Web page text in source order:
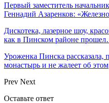
Первый заместитель
Геннадий Азаренков:
Дискотека, лазерное шоу,
как в Пинском районе
Уроженка Пинска рассказала,
монастырь и не жалеет об этом
Prev Next
Оставьте ответ